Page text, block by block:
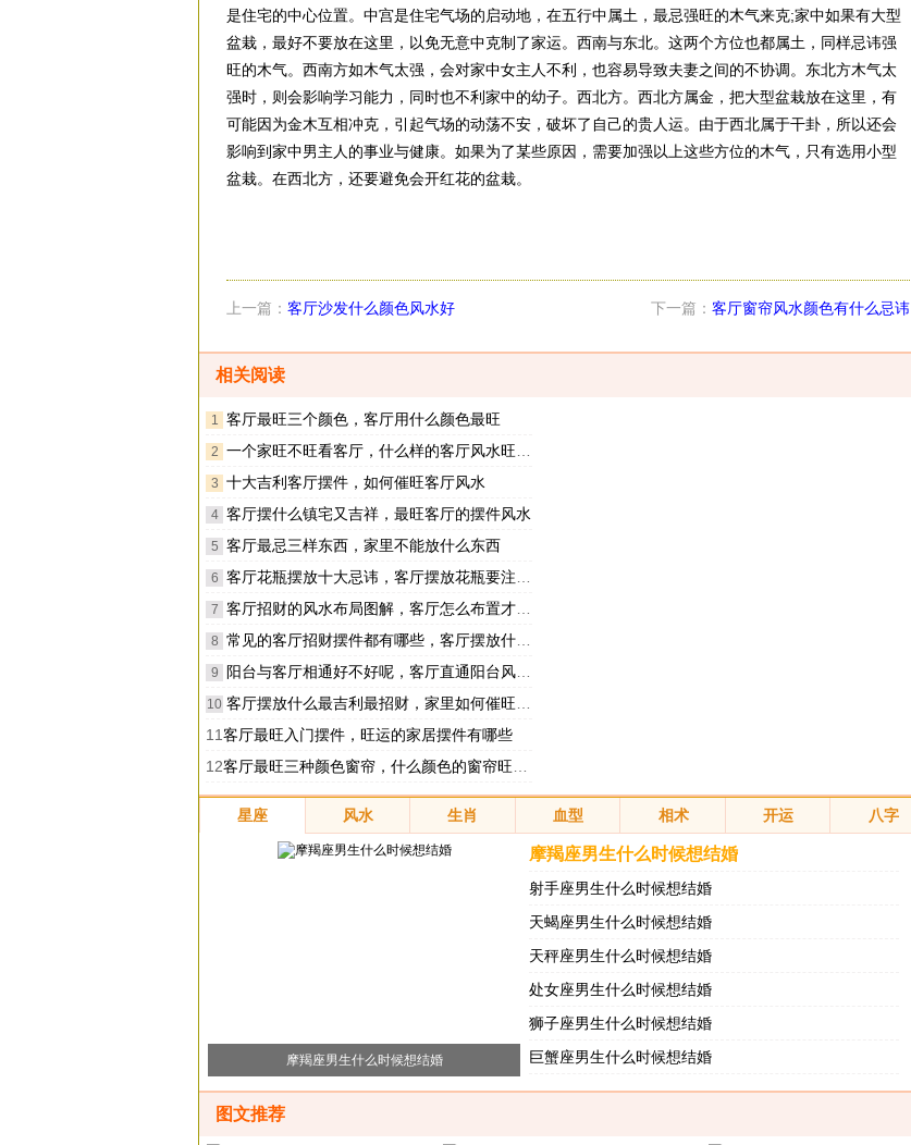
是住宅的中心位置。中宫是住宅气场的启动地，在五行中属土，最忌强旺的木气来克;家中如果有大型
盆栽，最好不要放在这里，以免无意中克制了家运。西南与东北。这两个方位也都属土，同样忌讳强
旺的木气。西南方如木气太强，会对家中女主人不利，也容易导致夫妻之间的不协调。东北方木气太
强时，则会影响学习能力，同时也不利家中的幼子。西北方。西北方属金，把大型盆栽放在这里，有
可能因为金木互相冲克，引起气场的动荡不安，破坏了自己的贵人运。由于西北属于干卦，所以还会
影响到家中男主人的事业与健康。如果为了某些原因，需要加强以上这些方位的木气，只有选用小型
盆栽。在西北方，还要避免会开红花的盆栽。
上一篇： 客厅沙发什么颜色风水好 下一篇： 客厅窗帘风水颜色有什么忌讳
相关阅读
1 客厅最旺三个颜色，客厅用什么颜色最旺
2 一个家旺不旺看客厅，什么样的客厅风水旺家庭运势
3 十大吉利客厅摆件，如何催旺客厅风水
4 客厅摆什么镇宅又吉祥，最旺客厅的摆件风水
5 客厅最忌三样东西，家里不能放什么东西
6 客厅花瓶摆放十大忌讳，客厅摆放花瓶要注意什么
7 客厅招财的风水布局图解，客厅怎么布置才会招财
8 常见的客厅招财摆件都有哪些，客厅摆放什么最招财
9 阳台与客厅相通好不好呢，客厅直通阳台风水如何
10 客厅摆放什么最吉利最招财，家里如何催旺风水
11客厅最旺入门摆件，旺运的家居摆件有哪些
12客厅最旺三种颜色窗帘，什么颜色的窗帘旺人旺财
星座 风水 生肖 血型 相术 开运 八字
摩羯座男生什么时候想结婚
摩羯座男生什么时候想结婚
射手座男生什么时候想结婚
天蝎座男生什么时候想结婚
天秤座男生什么时候想结婚
处女座男生什么时候想结婚
狮子座男生什么时候想结婚
巨蟹座男生什么时候想结婚
图文推荐